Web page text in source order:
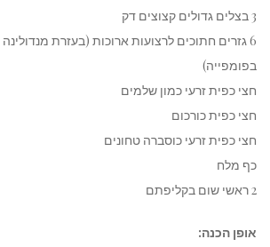
3 בצלים גדולים קצוצים דק
6 גזרים חתוכים לרצועות ארוכות (בעזרת
בפומפייה)
חצי כפית זרעי כמון שלמים
חצי כפית כורכום
חצי כפית זרעי כוסברה טחונים
כף מלח
2 ראשי שום בקליפתם
אופן הכנה: